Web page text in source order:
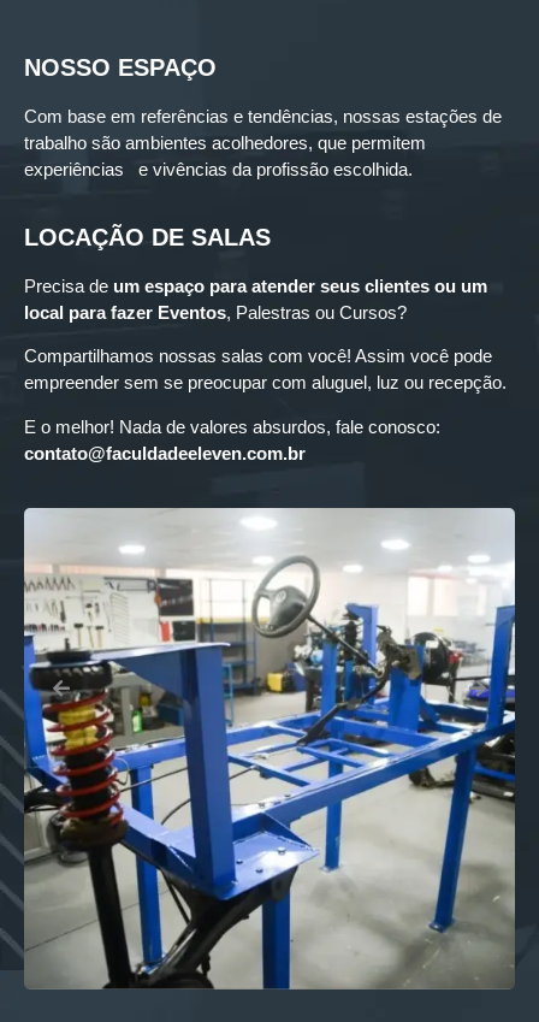
NOSSO ESPAÇO
Com base em referências e tendências, nossas estações de
trabalho são ambientes acolhedores, que permitem
experiências e vivências da profissão escolhida.
LOCAÇÃO DE SALAS
Precisa de um espaço para atender seus clientes ou um
local para fazer Eventos, Palestras ou Cursos?
Compartilhamos nossas salas com você! Assim você pode
empreender sem se preocupar com aluguel, luz ou recepção.
E o melhor! Nada de valores absurdos, fale conosco:
contato@faculdadeeleven.com.br